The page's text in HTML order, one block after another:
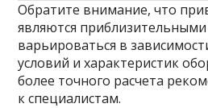
Обратите внимание, что
являются
варьироваться в
условий и характеристик
более точного расчета
к специалистам.